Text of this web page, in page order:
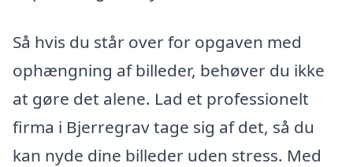
Så hvis du står over for opgaven med
ophængning af billeder, behøver du ikke
at gøre det alene. Lad et professionelt
firma i Bjerregrav tage sig af det, så du
kan nyde dine billeder uden stress. Med